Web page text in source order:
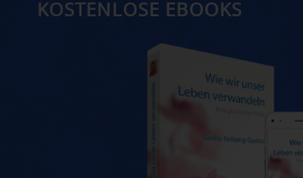
KOSTENLOSE EBOOKS